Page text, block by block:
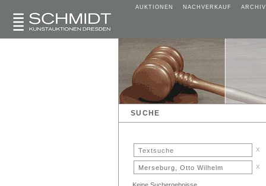
AUKTIONEN NACHVERKAUF ARCHIV
SUCHE
x
x